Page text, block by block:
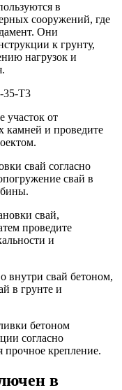
в
сооружений, где
Они
к грунту,
нагрузок и
35-Т3
участок от
камней и проведите
свай согласно
свай в
свай,
проведите
и
внутри свай бетоном,
в грунте и
бетоном
согласно
прочное крепление.
в